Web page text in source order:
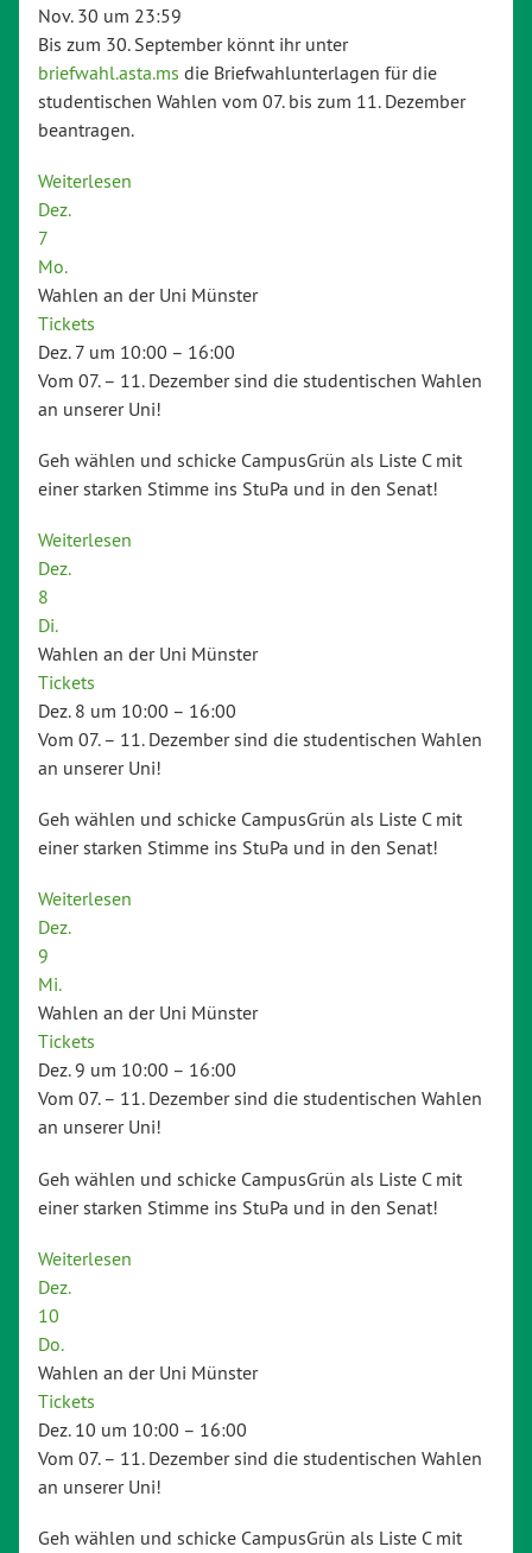
Nov. 30 um 23:59
Bis zum 30. September könnt ihr unter
briefwahl.asta.ms die Briefwahlunterlagen für die
studentischen Wahlen vom 07. bis zum 11. Dezember
beantragen.
Weiterlesen
Dez.
7
Mo.
Wahlen an der Uni Münster
Tickets
Dez. 7 um 10:00 – 16:00
Vom 07. – 11. Dezember sind die studentischen Wahlen
an unserer Uni!
Geh wählen und schicke CampusGrün als Liste C mit
einer starken Stimme ins StuPa und in den Senat!
Weiterlesen
Dez.
8
Di.
Wahlen an der Uni Münster
Tickets
Dez. 8 um 10:00 – 16:00
Vom 07. – 11. Dezember sind die studentischen Wahlen
an unserer Uni!
Geh wählen und schicke CampusGrün als Liste C mit
einer starken Stimme ins StuPa und in den Senat!
Weiterlesen
Dez.
9
Mi.
Wahlen an der Uni Münster
Tickets
Dez. 9 um 10:00 – 16:00
Vom 07. – 11. Dezember sind die studentischen Wahlen
an unserer Uni!
Geh wählen und schicke CampusGrün als Liste C mit
einer starken Stimme ins StuPa und in den Senat!
Weiterlesen
Dez.
10
Do.
Wahlen an der Uni Münster
Tickets
Dez. 10 um 10:00 – 16:00
Vom 07. – 11. Dezember sind die studentischen Wahlen
an unserer Uni!
Geh wählen und schicke CampusGrün als Liste C mit